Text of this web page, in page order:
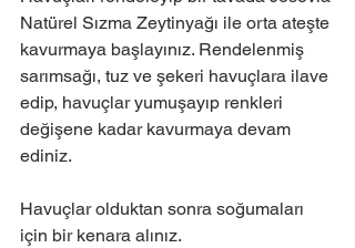
Natürel Sızma Zeytinyağı ile orta ateşte
kavurmaya başlayınız. Rendelenmiş
sarımsağı, tuz ve şekeri havuçlara ilave
edip, havuçlar yumuşayıp renkleri
değişene kadar kavurmaya devam
ediniz.
Havuçlar olduktan sonra soğumaları
için bir kenara alınız.